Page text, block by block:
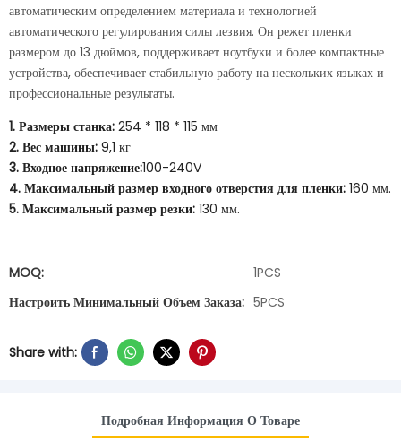
автоматическим определением материала и технологией
автоматического регулирования силы лезвия. Он режет пленки
размером до 13 дюймов, поддерживает ноутбуки и более компактные
устройства, обеспечивает стабильную работу на нескольких языках и
профессиональные результаты.
1. Размеры станка: 254 * 118 * 115 мм
2. Вес машины: 9,1 кг
3. Входное напряжение:100-240V
4. Максимальный размер входного отверстия для пленки: 160 мм.
5. Максимальный размер резки: 130 мм.
MOQ:
1PCS
Настроить Минимальный Объем Заказа: 5PCS
Share with:
Подробная Информация О Товаре